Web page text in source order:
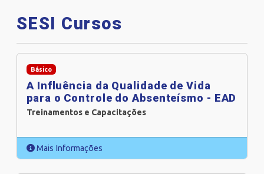
SESI Cursos
Básico
A Influência da Qualidade de Vida
para o Controle do Absenteísmo - EAD
Treinamentos e Capacitações
Mais Informações